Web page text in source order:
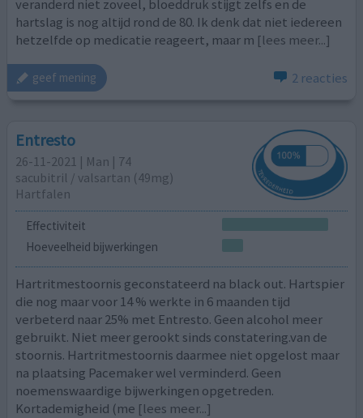
veranderd niet zoveel, bloeddruk stijgt zelfs en de
hartslag is nog altijd rond de 80. Ik denk dat niet iedereen
hetzelfde op medicatie reageert, maar m [lees meer...]
geef mening 2 reacties
Entresto
26-11-2021 | Man | 74
sacubitril / ​valsartan (49mg)
Hartfalen
Effectiviteit
Hoeveelheid bijwerkingen
Hartritmestoornis geconstateerd na black out. Hartspier
die nog maar voor 14 % werkte in 6 maanden tijd
verbeterd naar 25% met Entresto. Geen alcohol meer
gebruikt. Niet meer gerookt sinds constatering.van de
stoornis. Hartritmestoornis daarmee niet opgelost maar
na plaatsing Pacemaker wel verminderd. Geen
noemenswaardige bijwerkingen opgetreden.
Kortademigheid (me [lees meer...]